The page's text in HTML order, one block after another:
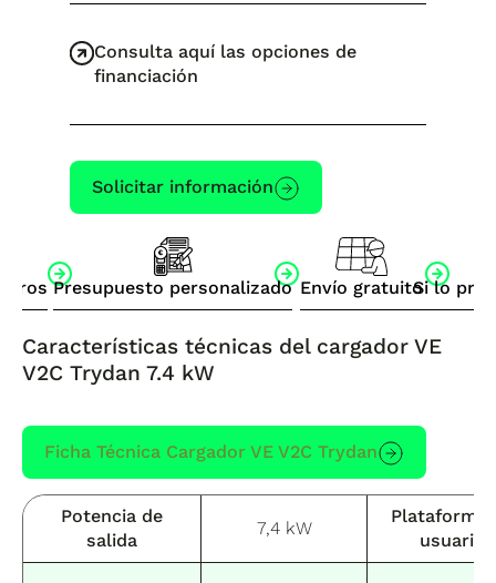
Consulta aquí las opciones de
financiación
Solicitar información
Presupuesto personalizado Envío gratuitoSi lo
Características técnicas del cargador VE
V2C Trydan 7.4 kW
Ficha Técnica Cargador VE V2C Trydan
Potencia de
salida
7,4 kW
Plataforma
usuario